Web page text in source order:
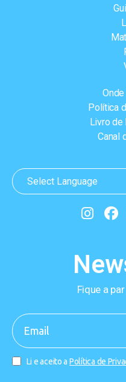
Política
Livro de
Canal
Fique a
Li e aceito a Política de